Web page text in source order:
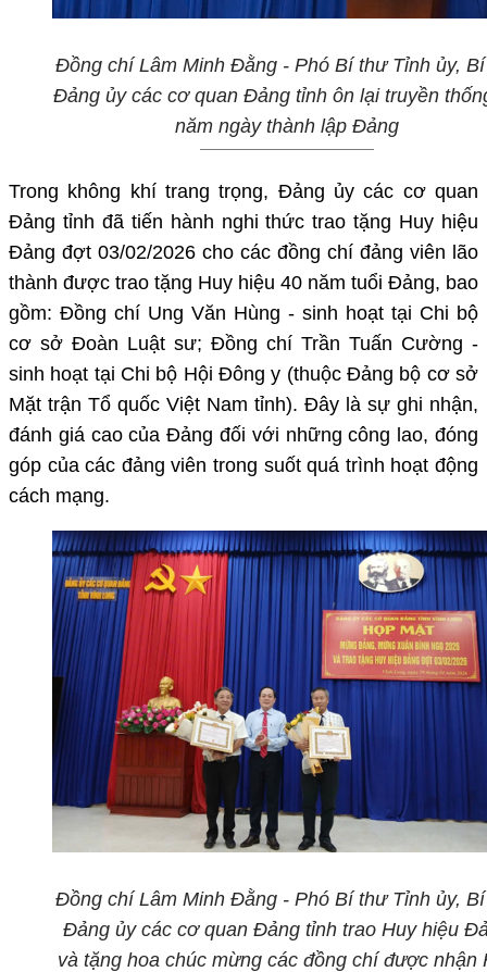
Đồng chí Lâm Minh Đằng - Phó Bí thư Tỉnh ủy,
Đảng ủy các cơ quan Đảng tỉnh ôn lại truyền
năm ngày thành lập Đảng
Trong không khí trang trọng, Đảng ủy các cơ quan
Đảng tỉnh đã tiến hành nghi thức trao tặng Huy hiệu
Đảng đợt 03/02/2026 cho các đồng chí đảng viên lão
thành được trao tặng Huy hiệu 40 năm tuổi Đảng, bao
gồm: Đồng chí Ung Văn Hùng - sinh hoạt tại Chi bộ
cơ sở Đoàn Luật sư; Đồng chí Trần Tuấn Cường -
sinh hoạt tại Chi bộ Hội Đông y (thuộc Đảng bộ cơ sở
Mặt trận Tổ quốc Việt Nam tỉnh). Đây là sự ghi nhận,
đánh giá cao của Đảng đối với những công lao, đóng
góp của các đảng viên trong suốt quá trình hoạt động
cách mạng.
Đồng chí Lâm Minh Đằng - Phó Bí thư Tỉnh ủy,
Đảng ủy các cơ quan Đảng tỉnh trao Huy hiệu
và tặng hoa chúc mừng các đồng chí được nhận